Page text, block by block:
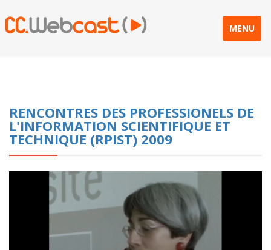
MENU
RENCONTRES DES PROFESSIONELS DE
L'INFORMATION SCIENTIFIQUE ET
TECHNIQUE (RPIST) 2009